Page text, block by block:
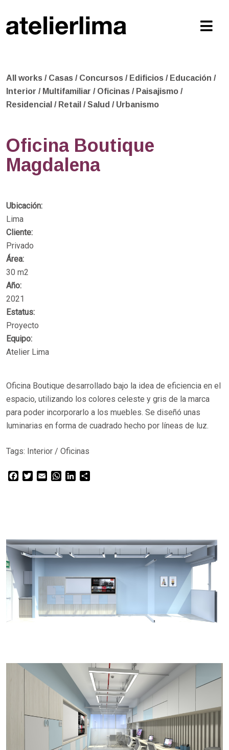
All works / Casas / Concursos / Edificios / Educación /
Interior / Multifamiliar / Oficinas / Paisajismo /
Residencial / Retail / Salud / Urbanismo
Oficina Boutique
Magdalena
Ubicación:
Lima
Cliente:
Privado
Área:
30 m2
Año:
2021
Estatus:
Proyecto
Equipo:
Atelier Lima
Oficina Boutique desarrollado bajo la idea de eficiencia en el
espacio, utilizando los colores celeste y gris de la marca
para poder incorporarlo a los muebles. Se diseñó unas
luminarias en forma de cuadrado hecho por líneas de luz.
Tags: Interior / Oficinas
Facebook
TwitterEmail WhatsApp
LinkedIn